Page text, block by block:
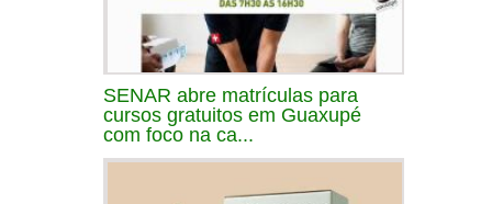
SENAR abre matrículas para
cursos gratuitos em Guaxupé
com foco na ca...